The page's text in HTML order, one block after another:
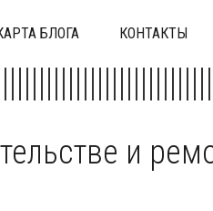
БЛОГА КОНТАКТЫ
и